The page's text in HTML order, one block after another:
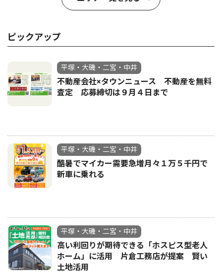
ピックアップ
平塚・大磯・二宮・中井
不動産会社×タウンニュース 不動産を無料
査定 応募締切は９月４日まで
平塚・大磯・二宮・中井
酷暑でマイカー需要急増月々１万５千円で
新車に乗れる
平塚・大磯・二宮・中井
高い利回りが期待できる「ホスピス型老人
ホーム」に活用 片倉工務店が提案 賢い
土地活用